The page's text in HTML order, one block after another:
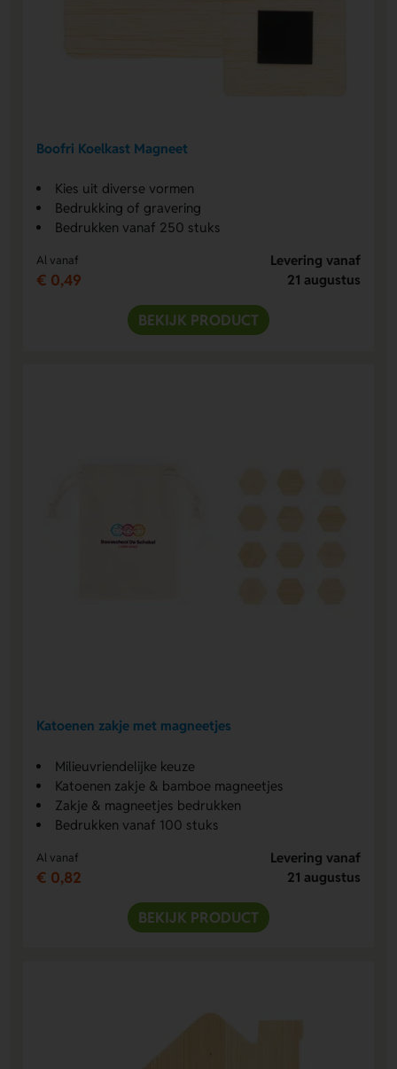
Boofri Koelkast Magneet
Kies uit diverse vormen
Bedrukking of gravering
Bedrukken vanaf 250 stuks
Al vanaf
€ 0,49
Levering vanaf
21 augustus
BEKIJK PRODUCT
Katoenen zakje met magneetjes
Milieuvriendelijke keuze
Katoenen zakje & bamboe magneetjes
Zakje & magneetjes bedrukken
Bedrukken vanaf 100 stuks
Al vanaf
€ 0,82
Levering vanaf
21 augustus
BEKIJK PRODUCT